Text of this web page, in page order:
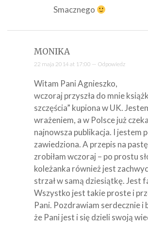
Smacznego
MONIKA
22 maja 2014 at 17:00 — Odpowiedz
Witam Pani Agnieszko,
wczoraj przyszła do mnie
szczęścia” kupiona w UK.
wrażeniem, a w Polsce już
najnowsza publikacja. I jestem
zawiedziona. A przepis na
zrobiłam wczoraj – po prostu
koleżanka również jest
strzał w samą dziesiątkę. Jest
Wszystko jest takie proste i
Pani. Pozdrawiam serdecznie i
że Pani jest i się dzieli swoją